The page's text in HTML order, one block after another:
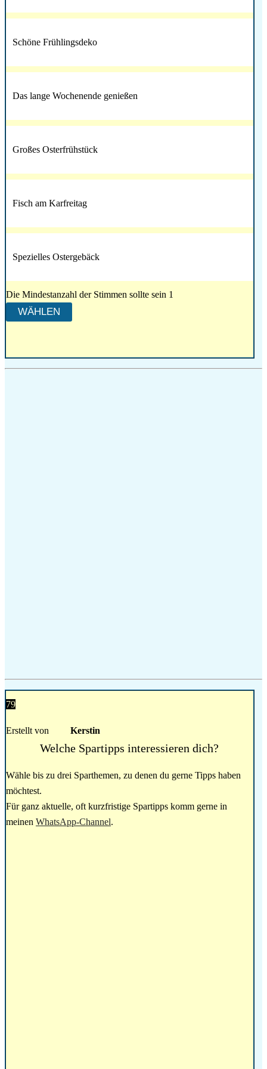
Schöne Frühlingsdeko
Das lange Wochenende genießen
Großes Osterfrühstück
Fisch am Karfreitag
Spezielles Ostergebäck
Die Mindestanzahl der Stimmen sollte sein 1
79
Erstellt von Kerstin
Welche Spartipps interessieren dich?
Wähle bis zu drei Sparthemen, zu denen du gerne Tipps haben
möchtest.
Für ganz aktuelle, oft kurzfristige Spartipps komm gerne in
meinen WhatsApp-Channel.